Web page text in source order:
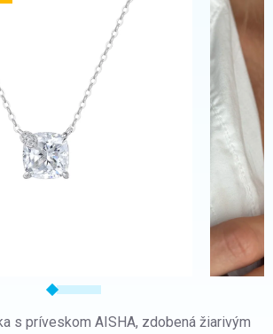
s príveskom AISHA, zdobená žiarivým